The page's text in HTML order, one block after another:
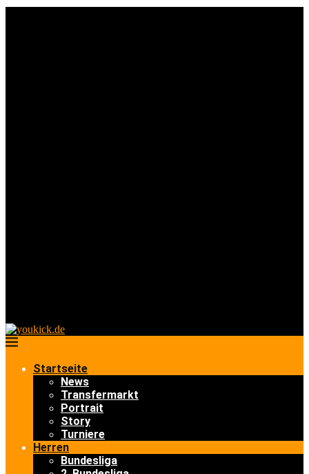
Startseite
News
Transfermarkt
Portrait
Story
Turniere
Herren
Bundesliga